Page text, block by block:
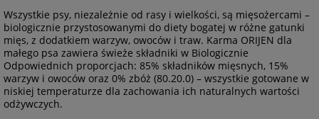
Wszystkie psy, niezależnie od rasy i wielkości, są mięsożercami –
biologicznie przystosowanymi do diety bogatej w różne gatunki
mięs, z dodatkiem warzyw, owoców i traw. Karma ORIJEN dla
małego psa zawiera świeże składniki w Biologicznie
Odpowiednich proporcjach: 85% składników mięsnych, 15%
warzyw i owoców oraz 0% zbóż (80.20.0) – wszystkie gotowane w
niskiej temperaturze dla zachowania ich naturalnych wartości
odżywczych.